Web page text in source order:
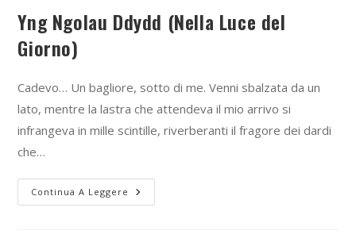
Yng Ngolau Ddydd (Nella Luce del
Giorno)
Cadevo… Un bagliore, sotto di me. Venni sbalzata da un
lato, mentre la lastra che attendeva il mio arrivo si
infrangeva in mille scintille, riverberanti il fragore dei dardi
che…
Continua A Leggere